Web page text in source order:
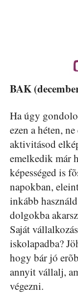
BAK
Ha úgy
ezen a héten,
aktivitásod
emelkedik már
képességed is
napokban,
inkább
dolgokba
Saját
iskolapadba?
hogy bár jó
annyit vállalj,
végezni.